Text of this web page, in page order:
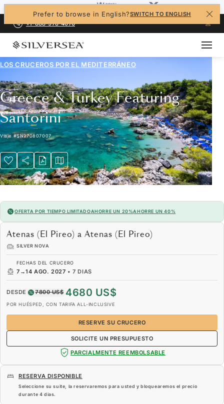
Prefer to browse in English?SWITCH TO ENGLISH
+1-888-978-4070
LOS CRUCEROS POR EL MEDITERRÁNEO
Greece & Turkey Featuring
Santorini
Viaje#SN270807007
OFERTA POR TIEMPO LIMITADOAHORRE UN 20%AHORRE UN 40%
Atenas (El Pireo) a Atenas (El Pireo)
SILVER NOVA
FECHAS DEL CRUCERO
7 →14 AGO. 2027 •7 DIAS
DESDE 7800 US$ 4680 US$
POR HUÉSPED, CON TARIFA ALL-INCLUSIVE
RESERVE SU CRUCERO
SOLICITE UN PRESUPUESTO
PARCIALMENTE REEMBOLSABLE
RESERVA DISPONIBLE
Seleccione su suite, la reservaremos para usted y bloquearemos el precio
durante 4 dias.